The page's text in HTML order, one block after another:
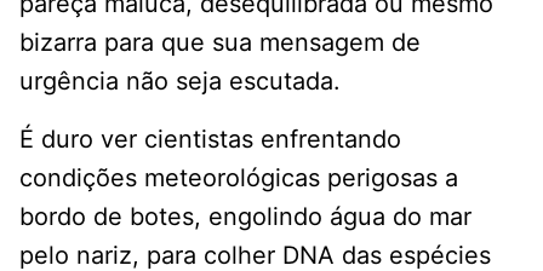
bizarra para que sua mensagem de
urgência não seja escutada.
É duro ver cientistas enfrentando
condições meteorológicas perigosas a
bordo de botes, engolindo água do mar
pelo nariz, para colher DNA das espécies